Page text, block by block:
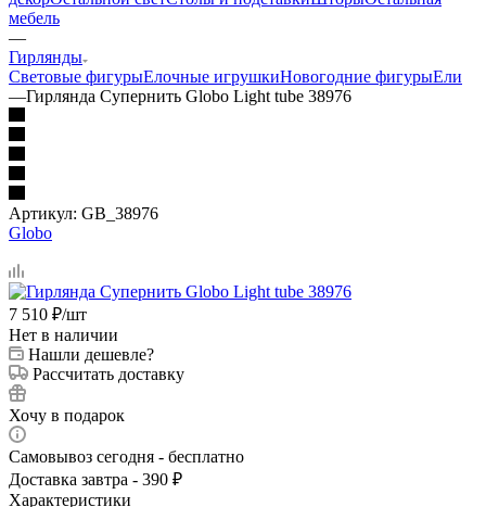
мебель
—
Гирлянды
Световые фигурыЕлочные игрушкиНовогодние фигурыЕли
—Гирлянда Супернить Globo Light tube 38976
Артикул: GB_38976
Globo
7 510 ₽/шт
Нет в наличии
Нашли дешевле?
Рассчитать доставку
Хочу в подарок
Самовывоз сегодня - бесплатно
Доставка завтра - 390 ₽
Характеристики